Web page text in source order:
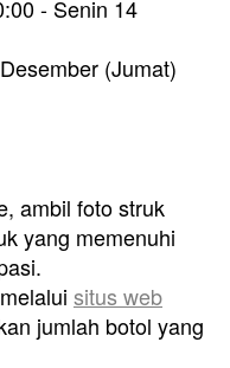
- Senin 14
(Jumat)
ambil foto struk
yang memenuhi
situs web
jumlah botol yang